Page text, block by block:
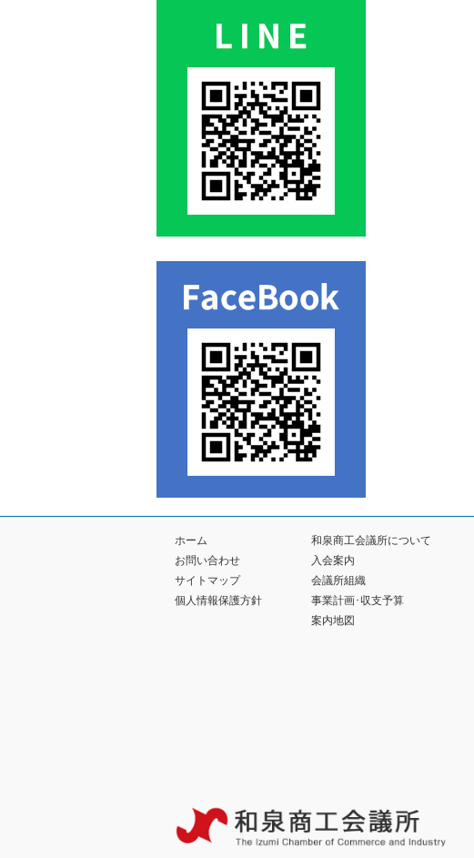
ホーム
お問い合わせ
サイトマップ
個人情報保護方針
和泉商工会議所について
入会案内
会議所組織
事業計画･収支予算
案内地図